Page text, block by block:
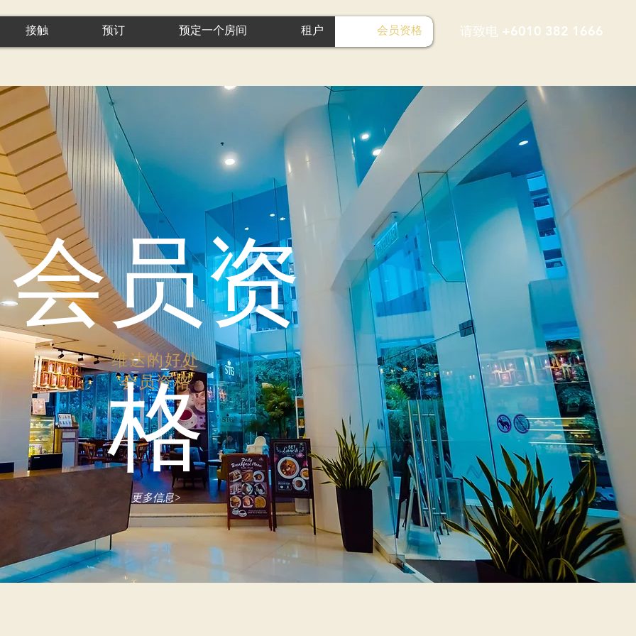
接触 预订 预定一个房间 租户 会员资格 请致电 +6010 382 1666
维达的好处
会员资格
会员资
格
更多信息>